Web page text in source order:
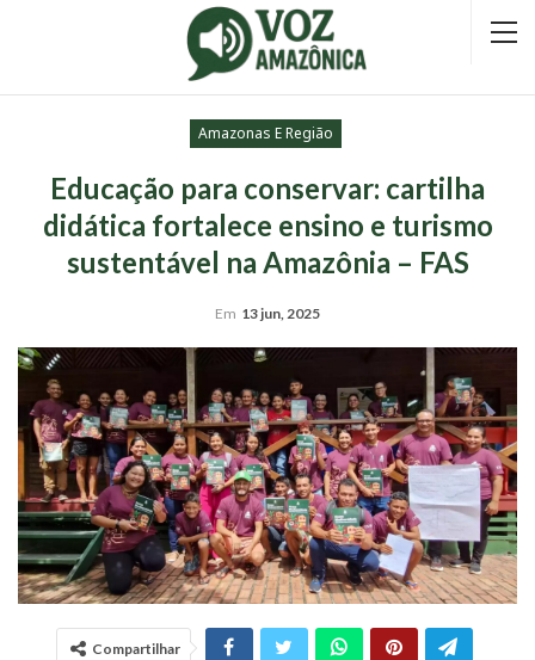
Amazonas E Região
Educação para conservar: cartilha
didática fortalece ensino e turismo
sustentável na Amazônia – FAS
Em 13 jun, 2025
Compartilhar